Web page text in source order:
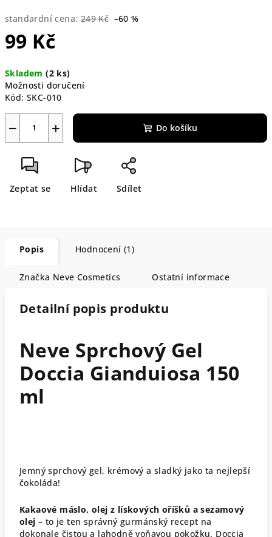
standardní cena: 249 Kč –60 %
99 Kč
cena:
Skladem(2 ks)
Možnosti doručení
Kód: SKC-010
+
− Do košíku
Zeptat se Hlídat Sdílet
Popis Hodnocení (1)
Značka Neve Cosmetics Ostatní informace
Detailní popis produktu
Neve Sprchový Gel
Doccia Gianduiosa 150
ml
Jemný sprchový gel, krémový a sladký jako ta nejlepší
čokoláda!
Kakaové máslo, olej z lískových oříšků a sezamový
olej – to je ten správný gurmánský recept na
dokonale čistou a lahodně voňavou pokožku. Doccia